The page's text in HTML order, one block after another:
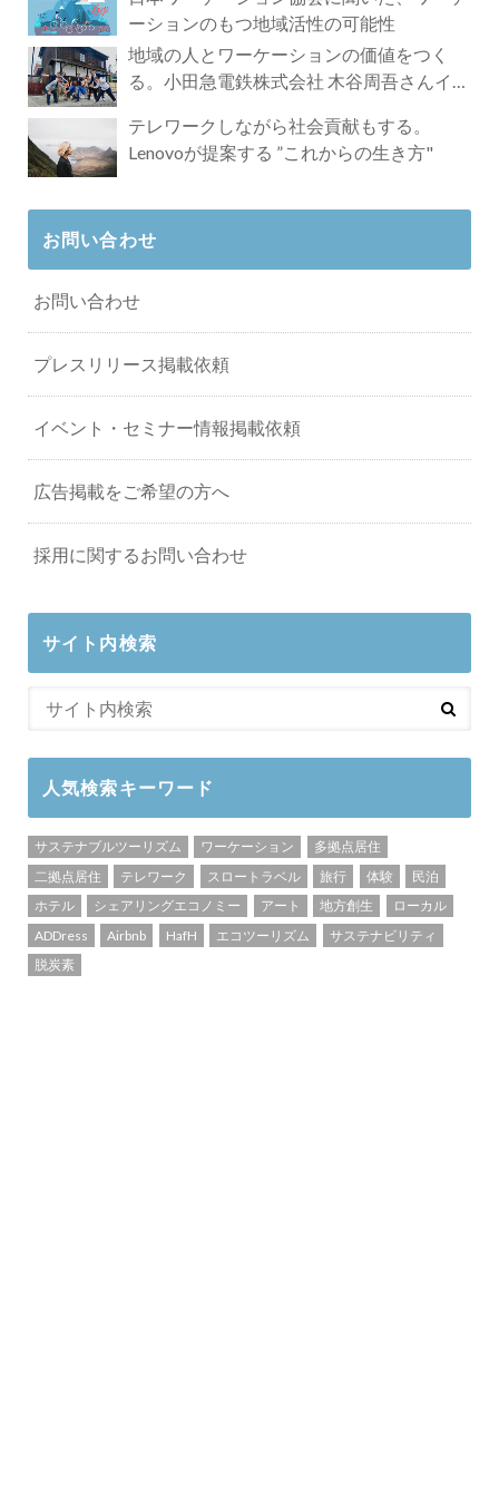
ーションのもつ地域活性の可能性
地域の人とワーケーションの価値をつく
る。小田急電鉄株式会社 木谷周吾さんイン
テレワークしながら社会貢献もする。
Lenovoが提案する ”これからの生き方"
お問い合わせ
お問い合わせ
プレスリリース掲載依頼
イベント・セミナー情報掲載依頼
広告掲載をご希望の方へ
採用に関するお問い合わせ
サイト内検索
人気検索キーワード
サステナブルツーリズム ワーケーション
多拠点居住
二拠点居住
テレワーク スロートラベル 旅行 体験
民泊
ホテル
シェアリングエコノミー アート 地方創生
ローカル
ADDress
Airbnb HafH エコツーリズム
サステナビリティ
脱炭素